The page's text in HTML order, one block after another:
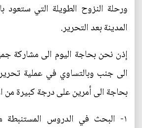
ورحلة النزوح الطويلة التي ستعود
المدينة بعد التحرير.
إذن نحن بحاجة اليوم الى مشاركة
الى جنب وبالتساوي في عملية تحرير
بحاجة الى أمرين على درجة كبيرة من
١- البحث في الدروس المستنبطة